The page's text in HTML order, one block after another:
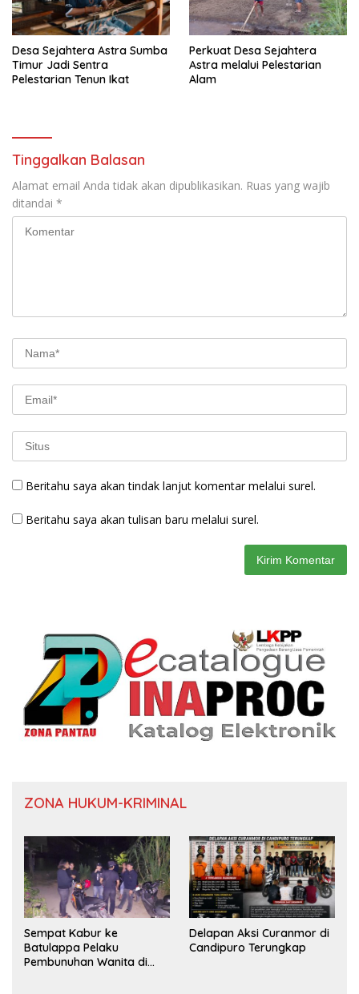
Desa Sejahtera Astra Sumba
Timur Jadi Sentra
Pelestarian Tenun Ikat
Perkuat Desa Sejahtera
Astra melalui Pelestarian
Alam
Tinggalkan Balasan
Alamat email Anda tidak akan dipublikasikan. Ruas yang wajib
ditandai *
Beritahu saya akan tindak lanjut komentar melalui surel.
Beritahu saya akan tulisan baru melalui surel.
ZONA HUKUM-KRIMINAL
Sempat Kabur ke
Batulappa Pelaku
Pembunuhan Wanita di
Delapan Aksi Curanmor di
Candipuro Terungkap